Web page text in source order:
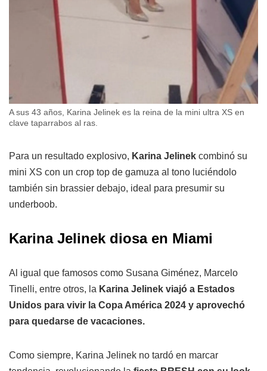
A sus 43 años, Karina Jelinek es la reina de la mini ultra XS en
clave taparrabos al ras.
Para un resultado explosivo, Karina Jelinek combinó su
mini XS con un crop top de gamuza al tono luciéndolo
también sin brassier debajo, ideal para presumir su
underboob.
Karina Jelinek diosa en Miami
Al igual que famosos como Susana Giménez, Marcelo
Tinelli, entre otros, la Karina Jelinek viajó a Estados
Unidos para vivir la Copa América 2024 y aprovechó
para quedarse de vacaciones.
Como siempre, Karina Jelinek no tardó en marcar